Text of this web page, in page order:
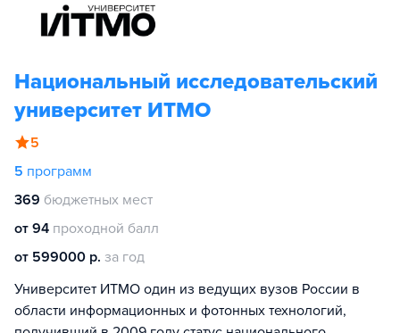
Национальный исследовательский
университет ИТМО
5
5 программ
369 бюджетных мест
от 94 проходной балл
от 599000 р. за год
Университет ИТМО один из ведущих вузов России в
области информационных и фотонных технологий,